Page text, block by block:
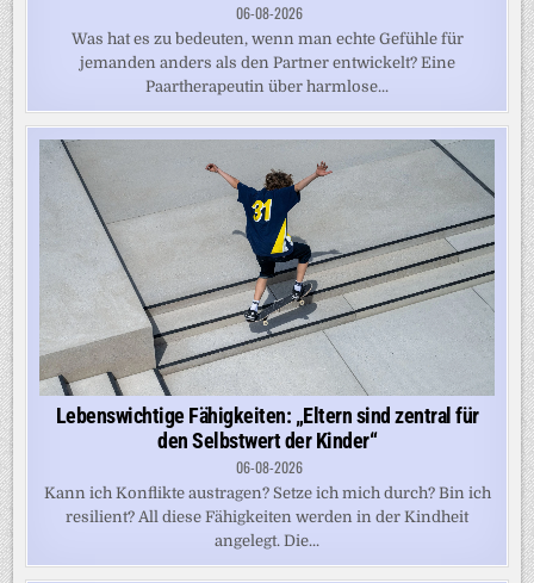
06-08-2026
Was hat es zu bedeuten, wenn man echte Gefühle für
jemanden anders als den Partner entwickelt? Eine
Paartherapeutin über harmlose...
Lebenswichtige Fähigkeiten: „Eltern sind zentral für
den Selbstwert der Kinder“
06-08-2026
Kann ich Konflikte austragen? Setze ich mich durch? Bin ich
resilient? All diese Fähigkeiten werden in der Kindheit
angelegt. Die...